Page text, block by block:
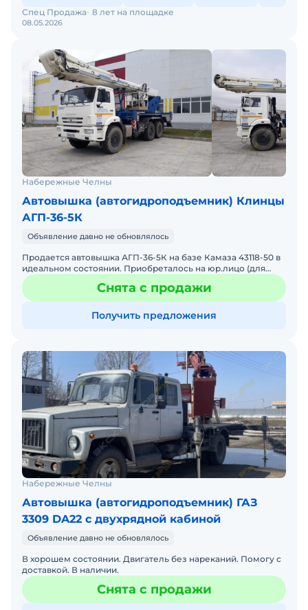
08.05.2026
Спец Продажа 8 лет на площадке
Набережные Челны
Автовышка (автогидроподъемник) Клинцы
АГП-36-5К
Объявление давно не обновлялось
Продается автовышка АГП-36-5К на базе Камаза 43118-50 в
идеальном состоянии. Приобреталось на юр.лицо (для
проведения электромонтажных работ). Обслуживалась у
Снята с продажи
Получить предложения
Набережные Челны
Автовышка (автогидроподъемник) ГАЗ
3309 DA22 с двухрядной кабиной
Объявление давно не обновлялось
В хорошем состоянии. Двигатель без нареканий. Помогу с
доставкой. В наличии.
Снята с продажи